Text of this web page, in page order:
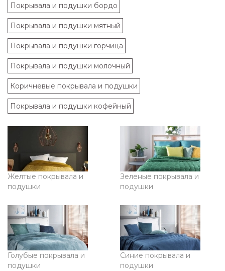
Покрывала и подушки бордо
Покрывала и подушки мятный
Покрывала и подушки горчица
Покрывала и подушки молочный
Коричневые покрывала и подушки
Покрывала и подушки кофейный
Желтые покрывала и
подушки
Зеленые покрывала и
подушки
Голубые покрывала и
подушки
Синие покрывала и
подушки